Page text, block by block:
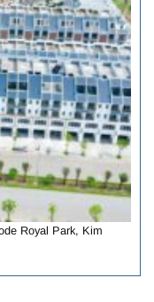
Royal Park, Kim